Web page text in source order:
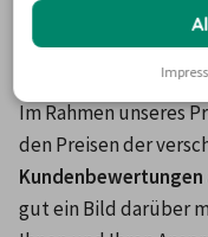
erhalten Sie durch
bei der Auswahl der
Im Rahmen unseres
Kundenbewertungen
gut ein Bild darüber